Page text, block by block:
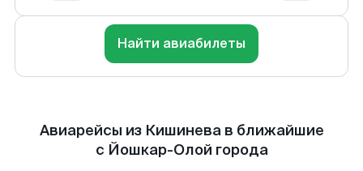
Найти авиабилеты
Авиарейсы из Кишинева в ближайшие
с Йошкар-Олой города